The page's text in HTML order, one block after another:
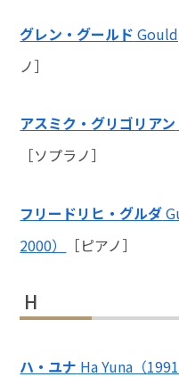
グレン・グールド
ノ］
アスミク・グリゴリアン
［ソプラノ］
フリードリヒ・グルダ
2000）
［ピアノ］
H
ハ・ユナ Ha Yuna（1991